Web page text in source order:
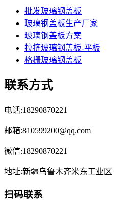
批发玻璃钢盖板
玻璃钢盖板生产厂家
玻璃钢盖板方案
拉挤玻璃钢盖板-平板
格栅玻璃钢盖板
联系方式
电话:18290870221
邮箱:810599200@qq.com
微信:18290870221
地址:新疆乌鲁木齐米东工业区
扫码联系